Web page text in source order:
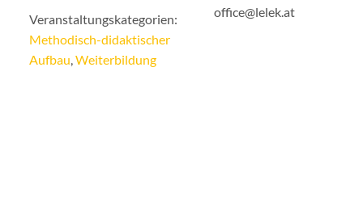
Veranstaltungskategorien:
Methodisch-didaktischer
Aufbau,Weiterbildung
office@lelek.at